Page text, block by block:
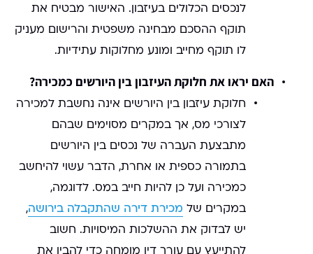
לנכסים הכלולים בעיזבון. האישור מבטיח את
תוקף ההסכם מבחינה משפטית והרישום מעניק
לו תוקף מחייב ומונע מחלוקות עתידיות.
האם יראו את חלוקת העיזבון בין היורשים כמכירה?
חלוקת עיזבון בין היורשים אינה נחשבת למכירה
לצורכי מס, אך במקרים מסוימים שבהם
מתבצעת העברה של נכסים בין היורשים
בתמורה כספית או אחרת, הדבר עשוי להיחשב
כמכירה ועל כן להיות חייב במס. לדוגמה,
במקרים של מכירת דירה שהתקבלה בירושה,
יש לבדוק את ההשלכות המיסויות. חשוב
להתייעץ עם עורך דין מומחה כדי להבין את